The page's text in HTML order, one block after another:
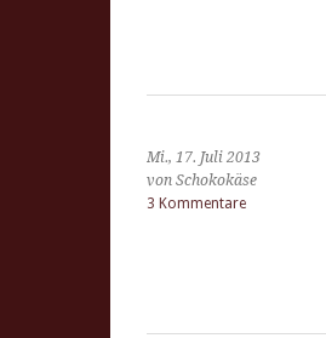
Mi., 17. Juli 2013
von Schokokäse
3 Kommentare